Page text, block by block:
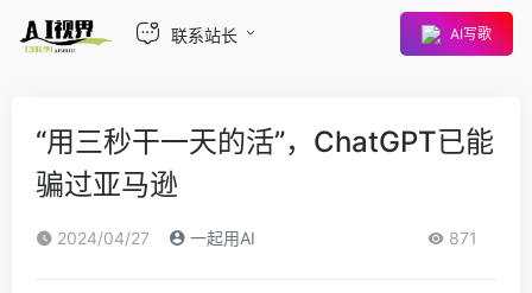
联系站长 AI写歌
“用三秒干一天的活”，ChatGPT已能
骗过亚马逊
2024/04/27 一起用AI 871